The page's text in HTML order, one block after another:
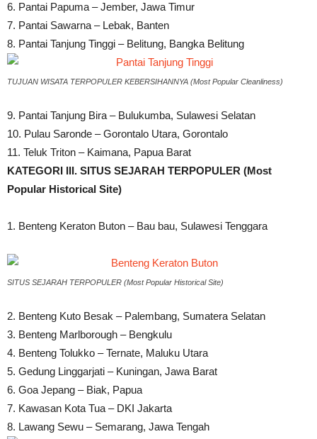
6. Pantai Papuma – Jember, Jawa Timur
7. Pantai Sawarna – Lebak, Banten
8. Pantai Tanjung Tinggi – Belitung, Bangka Belitung
TUJUAN WISATA TERPOPULER KEBERSIHANNYA (Most Popular Cleanliness)
9. Pantai Tanjung Bira – Bulukumba, Sulawesi Selatan
10. Pulau Saronde – Gorontalo Utara, Gorontalo
11. Teluk Triton – Kaimana, Papua Barat
KATEGORI III. SITUS SEJARAH TERPOPULER (Most
Popular Historical Site)
1. Benteng Keraton Buton – Bau bau, Sulawesi Tenggara
SITUS SEJARAH TERPOPULER (Most Popular Historical Site)
2. Benteng Kuto Besak – Palembang, Sumatera Selatan
3. Benteng Marlborough – Bengkulu
4. Benteng Tolukko – Ternate, Maluku Utara
5. Gedung Linggarjati – Kuningan, Jawa Barat
6. Goa Jepang – Biak, Papua
7. Kawasan Kota Tua – DKI Jakarta
8. Lawang Sewu – Semarang, Jawa Tengah